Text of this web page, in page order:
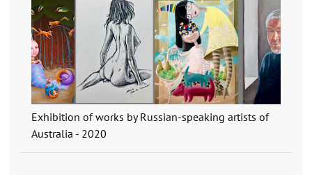
Exhibition of works by Russian-speaking artists of
Australia - 2020